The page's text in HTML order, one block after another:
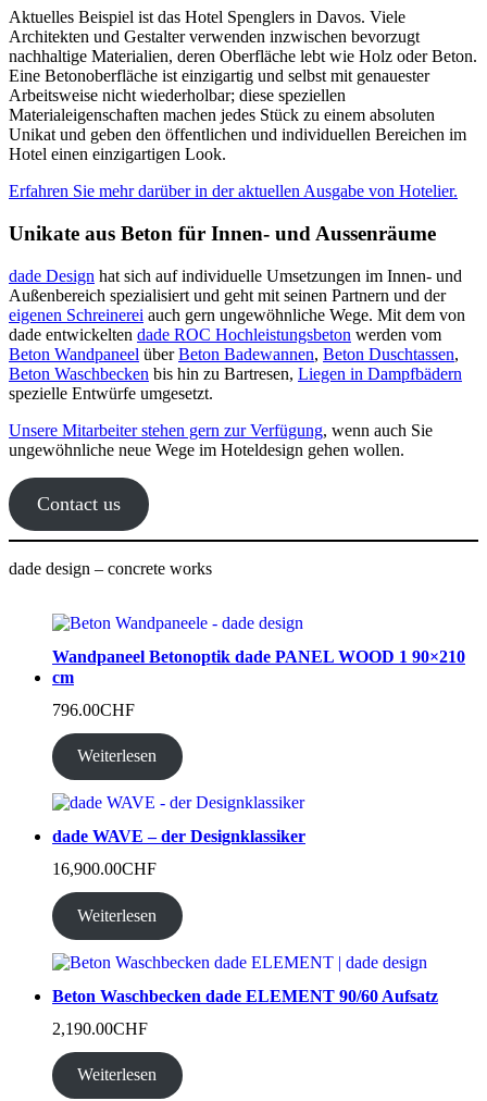
Aktuelles Beispiel ist das Hotel Spenglers in Davos. Viele
Architekten und Gestalter verwenden inzwischen bevorzugt
nachhaltige Materialien, deren Oberfläche lebt wie Holz oder Beton.
Eine Betonoberfläche ist einzigartig und selbst mit genauester
Arbeitsweise nicht wiederholbar; diese speziellen
Materialeigenschaften machen jedes Stück zu einem absoluten
Unikat und geben den öffentlichen und individuellen Bereichen im
Hotel einen einzigartigen Look.
Erfahren Sie mehr darüber in der aktuellen Ausgabe von Hotelier.
Unikate aus Beton für Innen- und Aussenräume
dade Design hat sich auf individuelle Umsetzungen im Innen- und
Außenbereich spezialisiert und geht mit seinen Partnern und der
eigenen Schreinerei auch gern ungewöhnliche Wege. Mit dem von
dade entwickelten dade ROC Hochleistungsbeton werden vom
Beton Wandpaneel überBeton Badewannen, Beton Duschtassen,
Beton Waschbecken bis hin zu Bartresen, Liegen in Dampfbädern
spezielle Entwürfe umgesetzt.
Unsere Mitarbeiter stehen gern zur Verfügung, wenn auch Sie
ungewöhnliche neue Wege im Hoteldesign gehen wollen.
Contact us
dade design – concrete works
Wandpaneel Betonoptik dade PANEL WOOD 1 90×210
cm
796.00CHF
Weiterlesen
dade WAVE – der Designklassiker
16,900.00CHF
Weiterlesen
Beton Waschbecken dade ELEMENT 90/60 Aufsatz
2,190.00CHF
Weiterlesen